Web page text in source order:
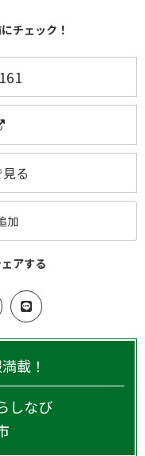
チェック！
る
加
アする
載！
しなび